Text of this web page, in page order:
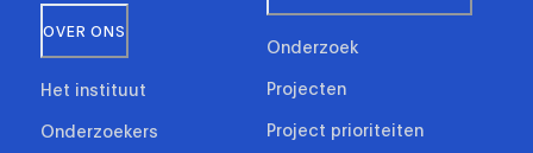
OVER ONS
Het instituut
Onderzoekers
Onderzoek
Projecten
Project prioriteiten